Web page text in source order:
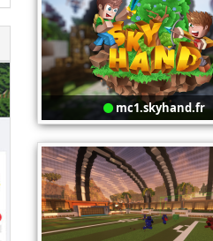
mc1.skyhand.fr